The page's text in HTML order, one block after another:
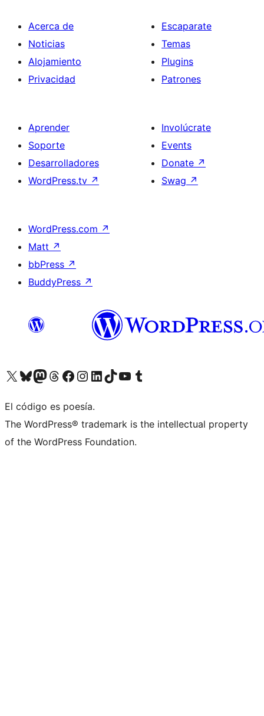
Acerca de
Noticias
Alojamiento
Privacidad
Escaparate
Temas
Plugins
Patrones
Aprender
Soporte
Desarrolladores
WordPress.tv ↗
Involúcrate
Events
Donate ↗
Swag ↗
WordPress.com ↗
Matt ↗
bbPress ↗
BuddyPress ↗
Visit our X (formerly Twitter) account
Visit our Bluesky account
Visit our Mastodon account
Visit our Threads account
Visita nuestra página de Facebook
Visita nuestra cuenta de Instagram
Visita nuestra cuenta de LinkedIn
Visit our TikTok account
Visita nuestro canal de YouTube
Visit our Tumblr account
El código es poesía.
The WordPress® trademark is the intellectual property
of the WordPress Foundation.